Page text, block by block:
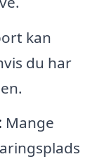
kan
du har
Mange